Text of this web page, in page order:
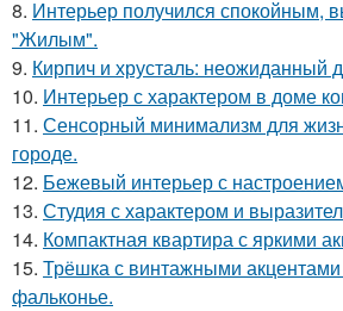
8. Интерьер получился спокойным,
"Жилым".
9. Кирпич и хрусталь: неожиданный
10. Интерьер с характером в доме
11. Сенсорный минимализм для
городе.
12. Бежевый интерьер с
13. Студия с характером и
14. Компактная квартира с яркими
15. Трёшка с винтажными акцентами
фальконье.